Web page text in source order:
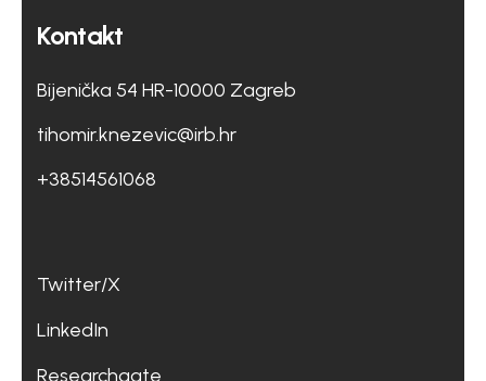
Kontakt
Bijenička 54 HR-10000 Zagreb
tihomir.knezevic@irb.hr
+38514561068
Twitter/X
LinkedIn
Researchgate